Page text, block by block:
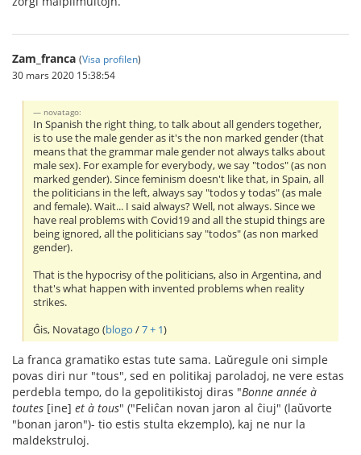
Zam_franca (Visa profilen)
30 mars 2020 15:38:54
novatago:
In Spanish the right thing, to talk about all genders together,
is to use the male gender as it's the non marked gender (that
means that the grammar male gender not always talks about
male sex). For example for everybody, we say "todos" (as non
marked gender). Since feminism doesn't like that, in Spain, all
the politicians in the left, always say "todos y todas" (as male
and female). Wait... I said always? Well, not always. Since we
have real problems with Covid19 and all the stupid things are
being ignored, all the politicians say "todos" (as non marked
gender).
That is the hypocrisy of the politicians, also in Argentina, and
that's what happen with invented problems when reality
strikes.
Ĝis, Novatago (blogo /7 + 1)
La franca gramatiko estas tute sama. Laŭregule oni simple
povas diri nur "tous", sed en politikaj paroladoj, ne vere estas
perdebla tempo, do la gepolitikistoj diras "Bonne année à
toutes [ine] et à tous" ("Feliĉan novan jaron al ĉiuj" (laŭvorte
"bonan jaron")- tio estis stulta ekzemplo), kaj ne nur la
maldekstruloj.